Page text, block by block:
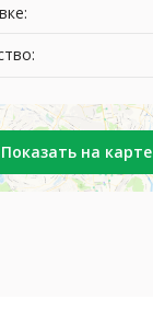
Показать на карте